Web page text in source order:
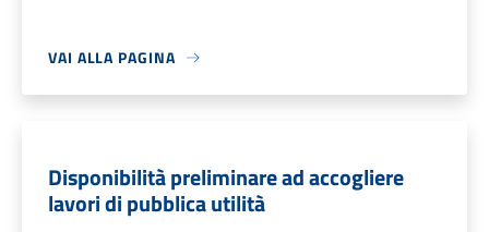
VAI ALLA PAGINA
Disponibilità preliminare ad accogliere
lavori di pubblica utilità